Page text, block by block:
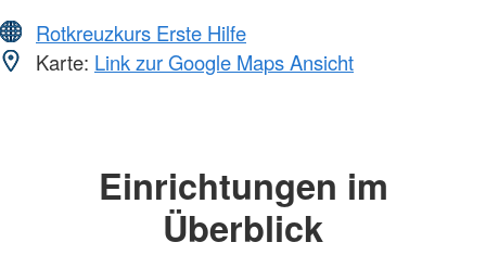
Rotkreuzkurs Erste Hilfe
Karte: Link zur Google Maps Ansicht
Einrichtungen im
Überblick